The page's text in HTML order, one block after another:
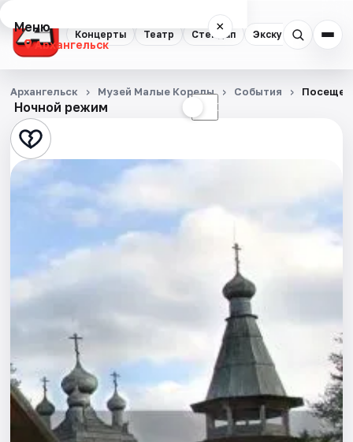
Концерты Театр Стендап Экскурсии
Меню ×
Архангельск
Концерты
Театр
Стендап
Площадки
Артисты
Рейтинги
Ночной режим ☾
Архангельск Музей Малые Корелы События